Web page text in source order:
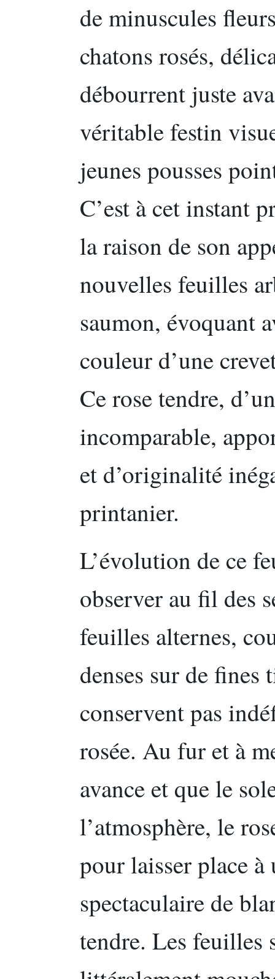
de minuscules
chatons rosés,
débourrent juste
véritable festin
jeunes pousses
C’est à cet instant
la raison de son
nouvelles feuilles
saumon, évoquant
couleur d’une
Ce rose tendre,
incomparable,
et d’originalité
printanier.
L’évolution de ce
observer au fil des
feuilles alternes,
denses sur de fines
conservent pas
rosée. Au fur et à
avance et que le
l’atmosphère, le
pour laisser place à
spectaculaire de
tendre. Les feuilles